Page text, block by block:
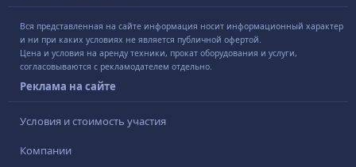
Вся представленная на сайте информация носит информационный характер
и ни при каких условиях не является публичной офертой.
Цена и условия на аренду техники, прокат оборудования и услуги,
согласовываются с рекламодателем отдельно.
Реклама на сайте
Условия и стоимость участия
Компании